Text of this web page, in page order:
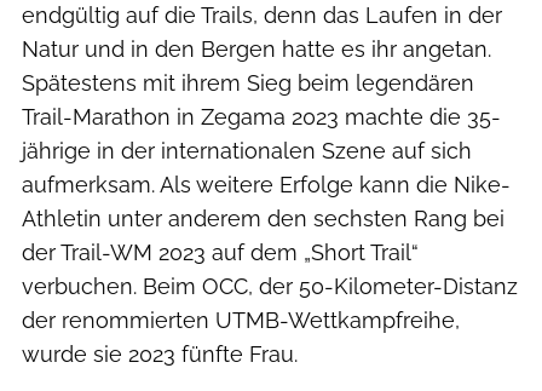
endgültig auf die Trails, denn das Laufen in der
Natur und in den Bergen hatte es ihr angetan.
Spätestens mit ihrem Sieg beim legendären
Trail-Marathon in Zegama 2023 machte die 35-
jährige in der internationalen Szene auf sich
aufmerksam. Als weitere Erfolge kann die Nike-
Athletin unter anderem den sechsten Rang bei
der Trail-WM 2023 auf dem „Short Trail“
verbuchen. Beim OCC, der 50-Kilometer-Distanz
der renommierten UTMB-Wettkampfreihe,
wurde sie 2023 fünfte Frau.